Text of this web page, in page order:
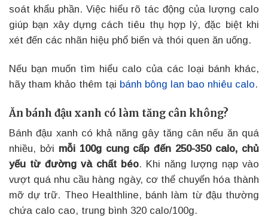
soát khẩu phần. Việc hiểu rõ tác động của lượng calo
giúp bạn xây dựng cách tiêu thụ hợp lý, đặc biệt khi
xét đến các nhãn hiệu phổ biến và thói quen ăn uống.
Nếu bạn muốn tìm hiểu calo của các loại bánh khác,
hãy tham khảo thêm tại bánh bông lan bao nhiêu calo.
Ăn bánh đậu xanh có làm tăng cân không?
Bánh đậu xanh có khả năng gây tăng cân nếu ăn quá
nhiều, bởi mỗi 100g cung cấp đến 250-350 calo, chủ
yếu từ đường và chất béo. Khi năng lượng nạp vào
vượt quá nhu cầu hàng ngày, cơ thể chuyển hóa thành
mỡ dự trữ. Theo Healthline, bánh làm từ đậu thường
chứa calo cao, trung bình 320 calo/100g.